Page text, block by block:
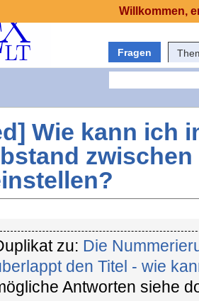
Fragen
Wie kann ich
zu: Die
den Titel - wie
Antworten siehe
Willkommen,